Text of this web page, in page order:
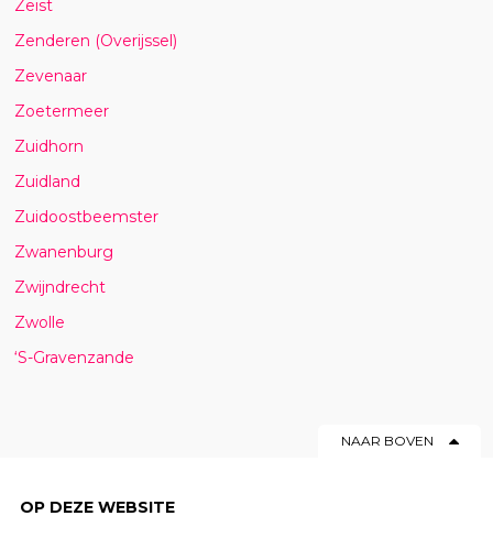
Zeist
Zenderen (Overijssel)
Zevenaar
Zoetermeer
Zuidhorn
Zuidland
Zuidoostbeemster
Zwanenburg
Zwijndrecht
Zwolle
‘S-Gravenzande
NAAR BOVEN
OP DEZE WEBSITE